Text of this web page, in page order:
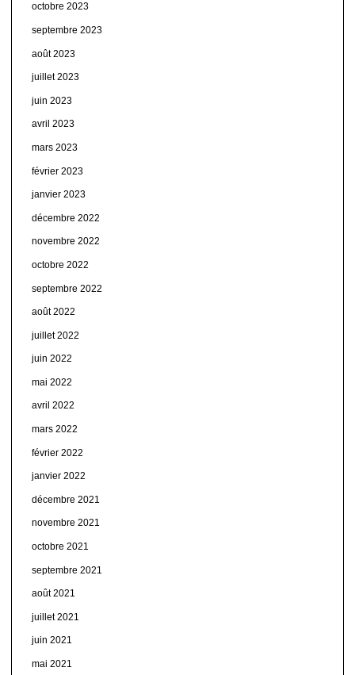
octobre 2023
septembre 2023
août 2023
juillet 2023
juin 2023
avril 2023
mars 2023
février 2023
janvier 2023
décembre 2022
novembre 2022
octobre 2022
septembre 2022
août 2022
juillet 2022
juin 2022
mai 2022
avril 2022
mars 2022
février 2022
janvier 2022
décembre 2021
novembre 2021
octobre 2021
septembre 2021
août 2021
juillet 2021
juin 2021
mai 2021